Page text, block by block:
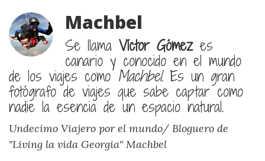
Machbel
Se llama Víctor Gómezes
canario y conocido en el mundo
de los viajes como Machbel. Es un gran
fotógrafo de viajes que sabe captar como
nadie la esencia de un espacio natural.
Undecimo Viajero por el mundo/ Bloguero de
"Living la vida Georgia" Machbel